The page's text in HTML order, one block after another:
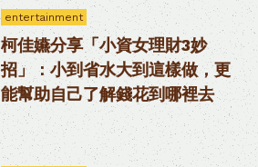
entertainment
柯佳嬿分享「小資女理財3妙
招」：小到省水大到這樣做，更
能幫助自己了解錢花到哪裡去